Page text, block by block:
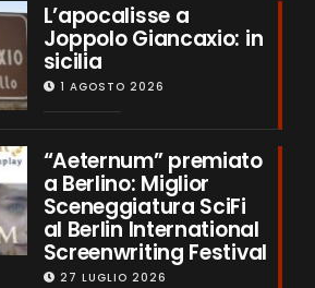
L’apocalisse a
Joppolo Giancaxio: in
sicilia
1 AGOSTO 2026
“Aeternum” premiato
a Berlino: Miglior
Sceneggiatura SciFi
al Berlin International
Screenwriting Festival
27 LUGLIO 2026